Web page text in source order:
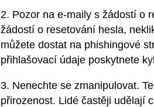
2. Pozor na e-maily s žádostí o
žádostí o resetování hesla,
můžete dostat na phishingové
přihlašovací údaje poskytnete
3. Nenechte se zmanipulovat.
přirozenost. Lidé častěji udělají